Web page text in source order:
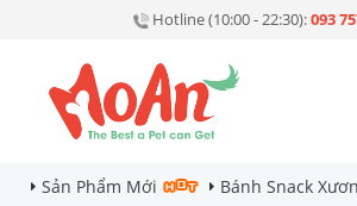
Hotline (10:00 - 22:30):093
Sản Phẩm Mới Bánh Snack